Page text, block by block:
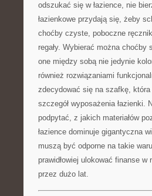
odszukać się w łazience, nie
łazienkowe przydają się, żeby
choćby czyste, poboczne
regały. Wybierać można
one między sobą nie jedynie
również rozwiązaniami
zdecydować się na szafkę,
szczegół wyposażenia łazienki.
podpytać, z jakich materiałów
łazience dominuje gigantyczna
muszą być odporne na takie
prawidłowiej ulokować finanse
przez dużo lat.